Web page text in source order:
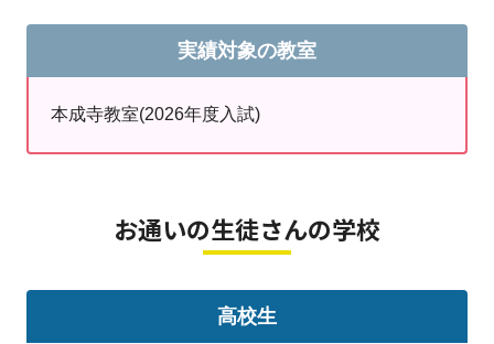
像授業をお勧めしています。授業を見て内容を理解し、
演習・復習をして、定着させていきます。
＜高校・大学合格実績＞ (2018年～)
高校受験(併願除く)
新潟大、新潟医療福祉大、新潟薬科大、三条市立大、長
実績対象の教室
本成寺教室(2026年度入試)
お通いの生徒さんの学校
高校生